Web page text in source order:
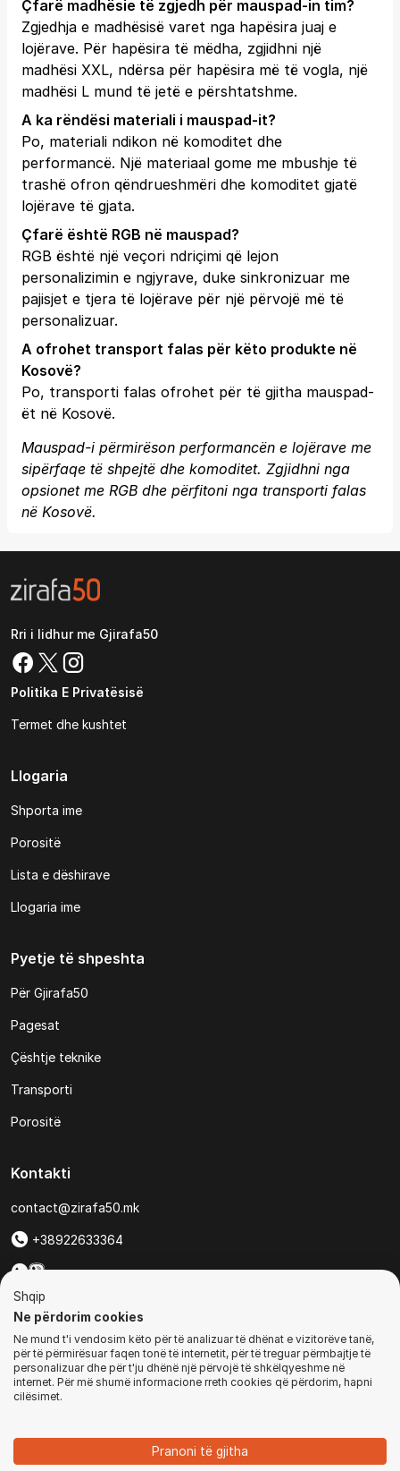
Çfarë madhësie të zgjedh për mauspad-in tim?
Zgjedhja e madhësisë varet nga hapësira juaj e
lojërave. Për hapësira të mëdha, zgjidhni një
madhësi XXL, ndërsa për hapësira më të vogla, një
madhësi L mund të jetë e përshtatshme.
A ka rëndësi materiali i mauspad-it?
Po, materiali ndikon në komoditet dhe
performancë. Një materiaal gome me mbushje të
trashë ofron qëndrueshmëri dhe komoditet gjatë
lojërave të gjata.
Çfarë është RGB në mauspad?
RGB është një veçori ndriçimi që lejon
personalizimin e ngjyrave, duke sinkronizuar me
pajisjet e tjera të lojërave për një përvojë më të
personalizuar.
A ofrohet transport falas për këto produkte në
Kosovë?
Po, transporti falas ofrohet për të gjitha mauspad-
ët në Kosovë.
Mauspad-i përmirëson performancën e lojërave me
sipërfaqe të shpejtë dhe komoditet. Zgjidhni nga
opsionet me RGB dhe përfitoni nga transporti falas
në Kosovë.
Rri i lidhur me Gjirafa50
Politika E Privatësisë
Termet dhe kushtet
Llogaria
Shporta ime
Porositë
Lista e dëshirave
Llogaria ime
Pyetje të shpeshta
Për Gjirafa50
Pagesat
Çështje teknike
Transporti
Porositë
Kontakti
contact@zirafa50.mk
+38922633364
Për kërkesa të ofertave:
b2b@zirafa50.mk
Jadranska Magistrala No. 86, Skopje, North Macedonia
© Të gjitha të drejtat e rezervuara
Shqip
Ne përdorim cookies
Ne mund t'i vendosim këto për të analizuar të dhënat e vizitorëve tanë,
për të përmirësuar faqen tonë të internetit, për të treguar përmbajtje të
personalizuar dhe për t'ju dhënë një përvojë të shkëlqyeshme në
internet. Për më shumë informacione rreth cookies që përdorim, hapni
cilësimet.
Pranoni të gjitha